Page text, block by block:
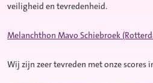
veiligheid en tevredenheid.
Melanchthon Mavo Schiebroek
Wij zijn zeer tevreden met onze scores